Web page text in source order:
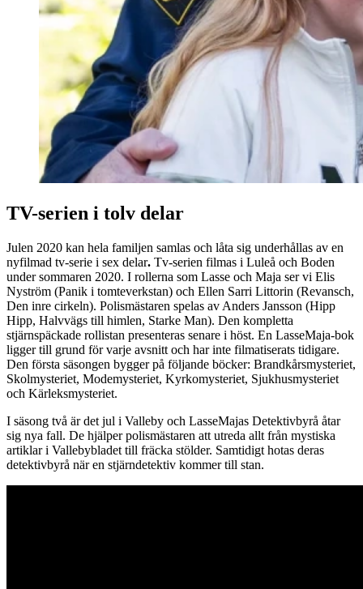
TV-serien i tolv delar
Julen 2020 kan hela familjen samlas och låta sig underhållas av en
nyfilmad tv-serie i sex delar. Tv-serien filmas i Luleå och Boden
under sommaren 2020. I rollerna som Lasse och Maja ser vi Elis
Nyström (Panik i tomteverkstan) och Ellen Sarri Littorin (Revansch,
Den inre cirkeln). Polismästaren spelas av Anders Jansson (Hipp
Hipp, Halvvägs till himlen, Starke Man). Den kompletta
stjärnspäckade rollistan presenteras senare i höst. En LasseMaja-bok
ligger till grund för varje avsnitt och har inte filmatiserats tidigare.
Den första säsongen bygger på följande böcker: Brandkårsmysteriet,
Skolmysteriet, Modemysteriet, Kyrkomysteriet, Sjukhusmysteriet
och Kärleksmysteriet.
I säsong två är det jul i Valleby och LasseMajas Detektivbyrå åtar
sig nya fall. De hjälper polismästaren att utreda allt från mystiska
artiklar i Vallebybladet till fräcka stölder. Samtidigt hotas deras
detektivbyrå när en stjärndetektiv kommer till stan.